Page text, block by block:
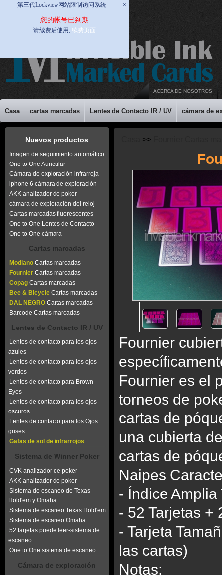
第三代Lockview网站限制访问系统 ×
您的帐号已到期
请续费后使用, 续费页面
ACERCA DE NOSOTROS
Casa cartas marcadas Lentes de Contacto IR / UV cámara de
Nuevos productos
Imagen de seguimiento automático
One to One Auricular
Cámara de exploración infrarroja
iphone 6 cámara de exploración
AKK analizador de poker
cámara de exploración del reloj
Cartas marcadas fluorescentes
One to One Lentes de Contacto
One to One cámara
Cartas marcadas
Modiano Cartas marcadas
Fournier Cartas marcadas
Copag Cartas marcadas
Bee & Bicycle Cartas marcadas
DAL NEGRO Cartas marcadas
Barcode Cartas marcadas
Lentes de Contacto IR / UV
Lentes de contacto para los ojos
azules
Lentes de contacto para los ojos
verdes
Lentes de contacto para Brown
Eyes
Lentes de contacto para los ojos
oscuros
Lentes de contacto para los Ojos
grises
Gafas de sol de infrarrojos
Sistema de Winner Poker
CVK analizador de poker
AKK analizador de poker
Sistema de escaneo de Texas
Hold'em y Omaha
Sistema de escaneo Texas Hold'em
Sistema de escaneo Omaha
52 tarjetas puede leer-sistema de
escaneo
One to One sistema de escaneo
Cámara de exploración
>>
Fournier
Fournier es el
torneos de
cartas de
una cubierta
cartas de
Naipes
- Índice
- 52 Tarjetas +
- Tarjeta
las cartas)
Notas: